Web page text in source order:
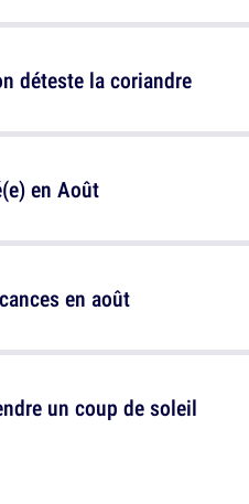
déteste la coriandre
en août
en Août
un coup de soleil